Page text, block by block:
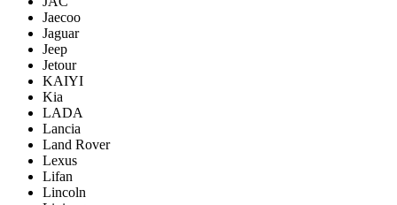
Jaecoo
Jaguar
Jeep
Jetour
KAIYI
Kia
LADA
Lancia
Land Rover
Lexus
Lifan
Lincoln